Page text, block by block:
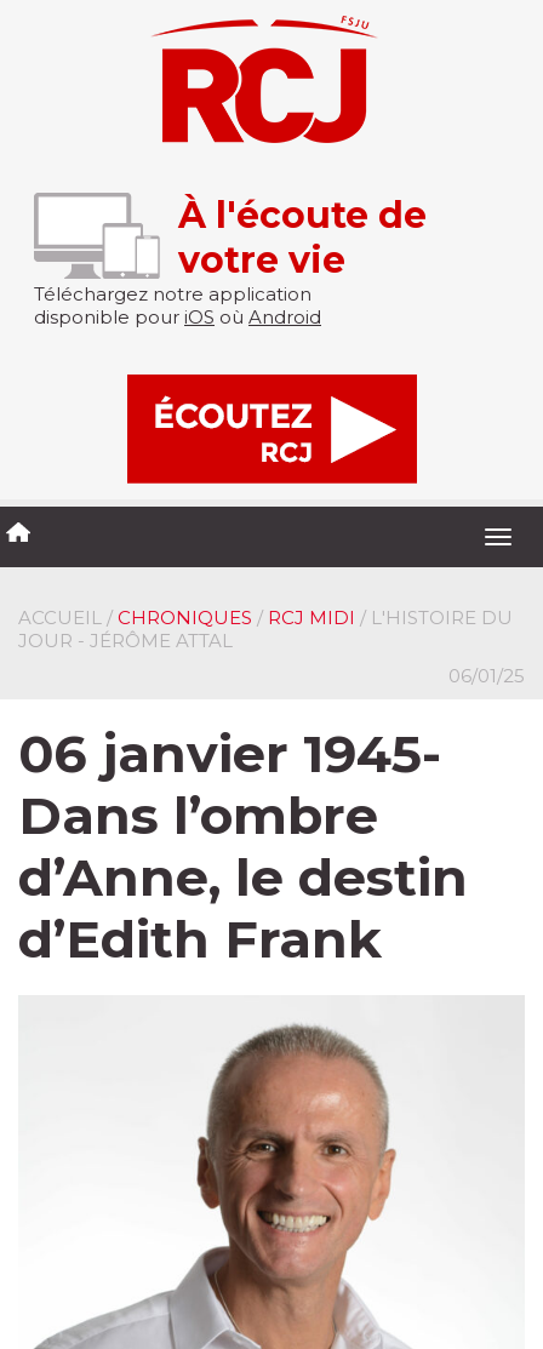
À l'écoute de
votre vie
Téléchargez notre application
disponible pour iOS où Android
ACCUEIL / CHRONIQUES / RCJ MIDI / L'HISTOIRE DU
JOUR - JÉRÔME ATTAL
06/01/25
06 janvier 1945-
Dans l’ombre
d’Anne, le destin
d’Edith Frank